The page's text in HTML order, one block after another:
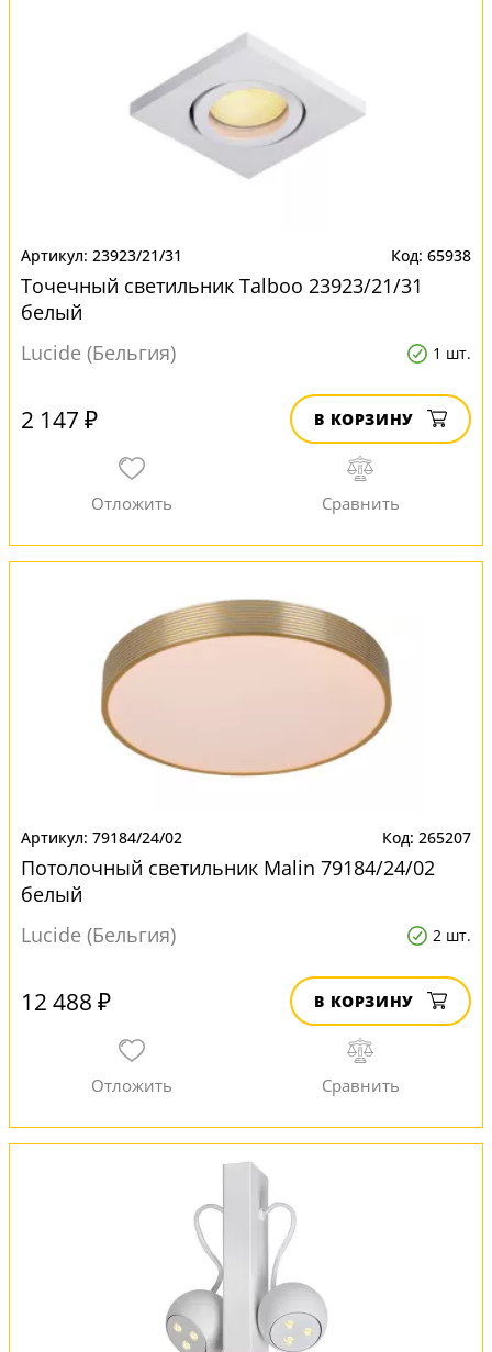
23923/21/31 65938
Точечный светильник Talboo 23923/21/31
белый
Lucide (Бельгия)
1 шт.
2 147 ₽ В КОРЗИНУ
79184/24/02 265207
Потолочный светильник Malin 79184/24/02
белый
Lucide (Бельгия)
2 шт.
12 488 ₽ В КОРЗИНУ